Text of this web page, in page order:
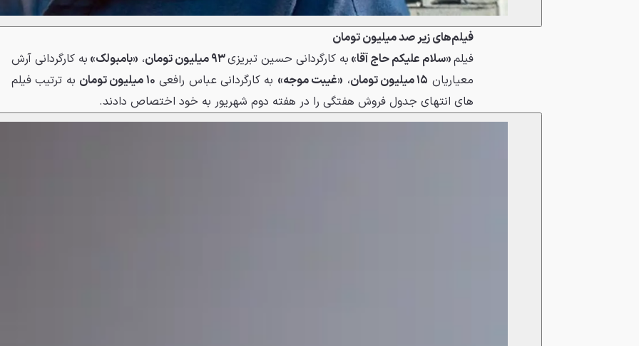
فیلم‌های زیر صد میلیون تومان
فیلم«سلام علیکم حاج آقا» به کارگردانی حسین تبریزی۹۳ میلیون تومان ، «بامبولک» به کارگردانی آرش
معیاریان ۱۵ میلیون تومان ، «غیبت موجه» به کارگردانی عباس رافعی ۱۰ میلیون تومان
به ترتیب فیلم
های انتهای جدول فروش هفتگی را در هفته دوم شهریور به خود اختصاص دادند.